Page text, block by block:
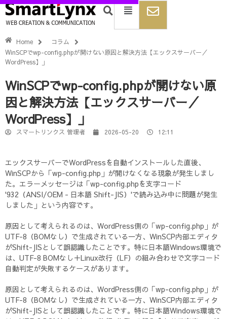
Home
コラム
WinSCPでwp-config.phpが開けない原因と解決方法【エックスサーバー／
WordPress】」
WinSCPでwp-config.phpが開けない原
因と解決方法【エックスサーバー／
WordPress】」
スマートリンクス 管理者 2026-05-20 12:11
エックスサーバーでWordPressを自動インストールした直後、
WinSCPから「wp-config.php」が開けなくなる現象が発生しまし
た。エラーメッセージは「wp-config.phpを支字コード
'932（ANSI/OEM - 日本語 Shift-JIS）'で読み込み中に問題が発生
しました」という内容です。
原因として考えられるのは、WordPress側の「wp-config.php」が
UTF-8（BOMなし）で生成されている一方、WinSCP内部エディタ
がShift-JISとして誤認識したことです。特に日本語Windows環境で
は、UTF-8 BOMなし＋Linux改行（LF）の組み合わせで文字コード
自動判定が失敗するケースがあります。
原因として考えられるのは、WordPress側の「wp-config.php」が
UTF-8（BOMなし）で生成されている一方、WinSCP内部エディタ
がShift-JISとして誤認識したことです。特に日本語Windows環境で